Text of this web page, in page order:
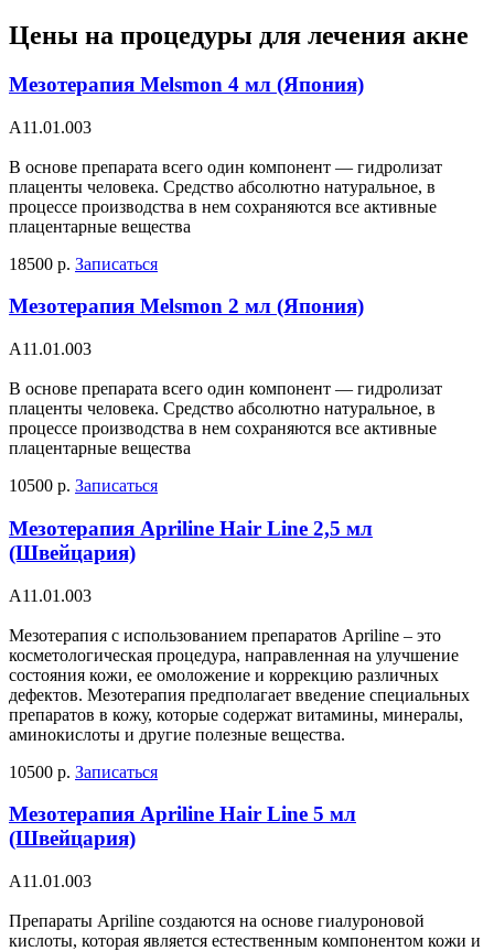
Цены на процедуры для лечения акне
Мезотерапия Melsmon 4 мл (Япония)
А11.01.003
В основе препарата всего один компонент — гидролизат
плаценты человека. Средство абсолютно натуральное, в
процессе производства в нем сохраняются все активные
плацентарные вещества
18500 р. Записаться
Мезотерапия Melsmon 2 мл (Япония)
А11.01.003
В основе препарата всего один компонент — гидролизат
плаценты человека. Средство абсолютно натуральное, в
процессе производства в нем сохраняются все активные
плацентарные вещества
10500 р. Записаться
Мезотерапия Apriline Hair Line 2,5 мл
(Швейцария)
А11.01.003
Мезотерапия с использованием препаратов Apriline – это
косметологическая процедура, направленная на улучшение
состояния кожи, ее омоложение и коррекцию различных
дефектов. Мезотерапия предполагает введение специальных
препаратов в кожу, которые содержат витамины, минералы,
аминокислоты и другие полезные вещества.
10500 р. Записаться
Мезотерапия Apriline Hair Line 5 мл
(Швейцария)
А11.01.003
Препараты Apriline создаются на основе гиалуроновой
кислоты, которая является естественным компонентом кожи и